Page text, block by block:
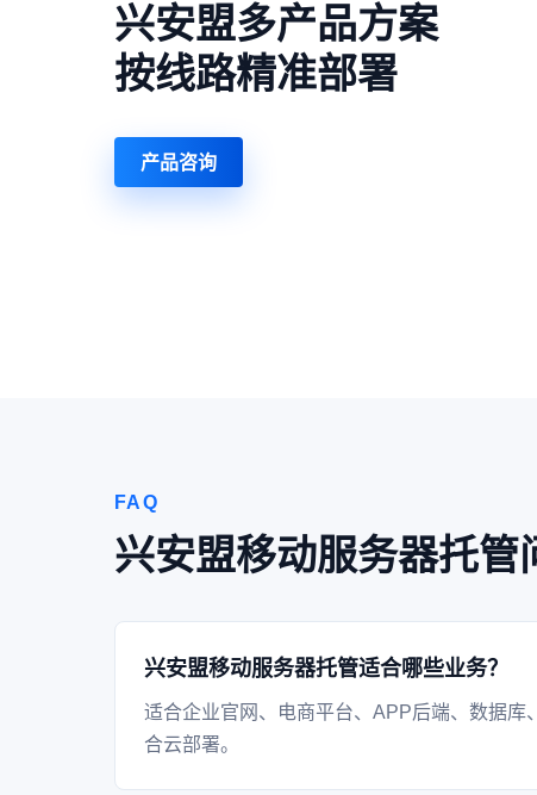
兴安盟多产品方案
按线路精准部署
产品咨询
FAQ
兴安盟移动服务器托管
兴安盟移动服务器托管适合哪些业务？
适合企业官网、电商平台、APP后端、数据库
合云部署。